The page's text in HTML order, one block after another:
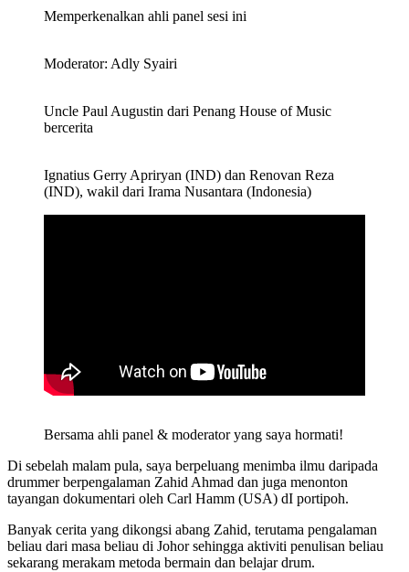
Memperkenalkan ahli panel sesi ini
Moderator: Adly Syairi
Uncle Paul Augustin dari Penang House of Music
bercerita
Ignatius Gerry Apriryan (IND) dan Renovan Reza
(IND), wakil dari Irama Nusantara (Indonesia)
Bersama ahli panel & moderator yang saya hormati!
Di sebelah malam pula, saya berpeluang menimba ilmu daripada
drummer berpengalaman Zahid Ahmad dan juga menonton
tayangan dokumentari oleh Carl Hamm (USA) dI portipoh.
Banyak cerita yang dikongsi abang Zahid, terutama pengalaman
beliau dari masa beliau di Johor sehingga aktiviti penulisan beliau
sekarang merakam metoda bermain dan belajar drum.